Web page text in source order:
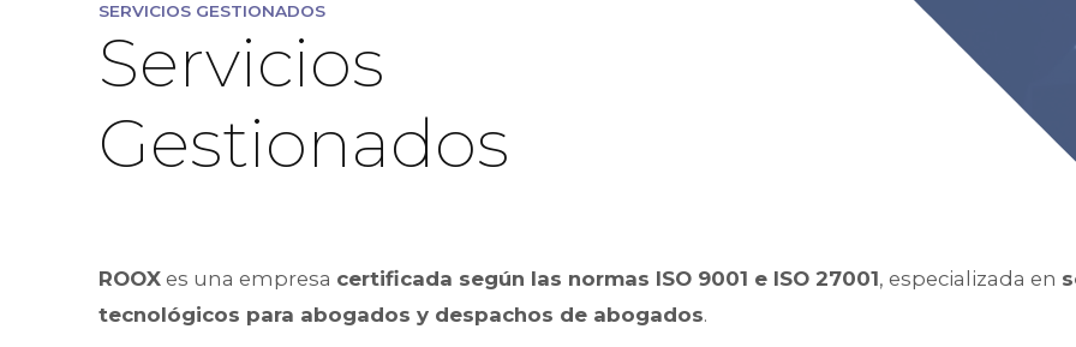
SERVICIOS GESTIONADOS
Servicios
Gestionados
ROOX es una empresa certificada según las normas ISO 9001 e ISO 27001, especializada en
tecnológicos para abogados y despachos de abogados.